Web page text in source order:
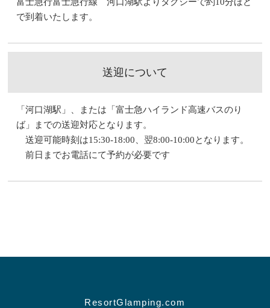
で到着いたします。
送迎について
「河口湖駅」、または「富士急ハイランド高速バスのり
ば」までの送迎対応となります。
送迎可能時刻は15:30-18:00、翌8:00-10:00となります。
前日までお電話にて予約が必要です
ResortGlamping.com